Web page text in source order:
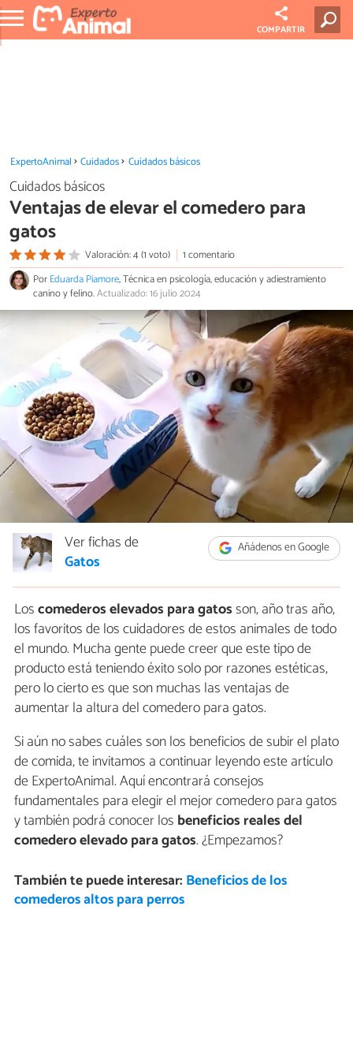
COMPARTIR
ExpertoAnimal Cuidados Cuidados básicos
Cuidados básicos
Ventajas de elevar el comedero para
gatos
Valoración: 4 (1 voto)
1 comentario
PorEduarda Piamore, Técnica en psicología, educación y adiestramiento
canino y felino.Actualizado: 16 julio 2024
Añádenos en Google
Ver fichas de
Gatos
Loscomederos elevados para gatosson, año tras año,
los favoritos de los cuidadores de estos animales de todo
el mundo. Mucha gente puede creer que este tipo de
producto está teniendo éxito solo por razones estéticas,
pero lo cierto es que son muchas las ventajas de
aumentar la altura del comedero para gatos.
Si aún no sabes cuáles son los beneficios de subir el plato
de comida, te invitamos a continuar leyendo este artículo
de ExpertoAnimal. Aquí encontrará consejos
fundamentales para elegir el mejor comedero para gatos
y también podrá conocer los beneficios reales del
comedero elevado para gatos. ¿Empezamos?
También te puede interesar: Beneficios de los
comederos altos para perros